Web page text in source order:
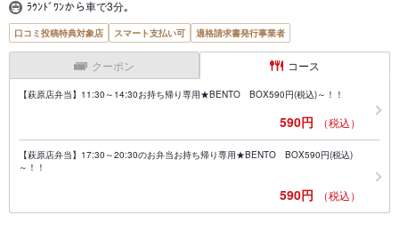
ﾗｳﾝﾄﾞﾜﾝから車で3分｡
口コミ投稿特典対象店 スマート支払い可 適格請求書発行事業者
クーポン コース
【萩原店弁当】11:30～14:30お持ち帰り専用★BENTO BOX590円(税込)～！！
590円 （税込）
【萩原店弁当】17:30～20:30のお弁当お持ち帰り専用★BENTO BOX590円(税込)
～！！
590円 （税込）